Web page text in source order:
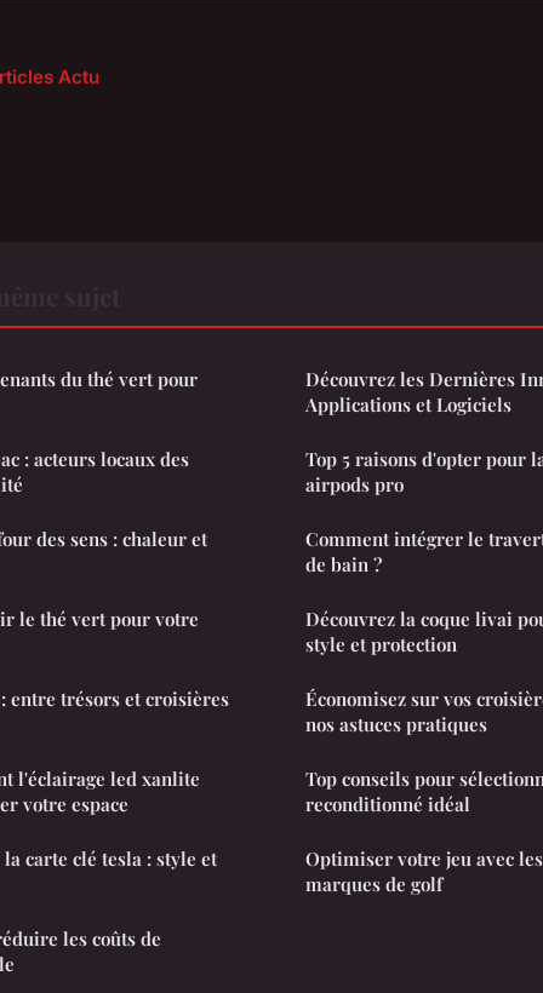
Actu
du thé vert pour
: acteurs locaux des
des sens : chaleur et
le thé vert pour votre
entre trésors et croisières
l'éclairage led xanlite
votre espace
carte clé tesla : style et
les coûts de
Découvrez les Dernières
Applications et Logiciels
Top 5 raisons d'opter pour
airpods pro
Comment intégrer le
de bain ?
Découvrez la coque livai
style et protection
Économisez sur vos
nos astuces pratiques
Top conseils pour
reconditionné idéal
Optimiser votre jeu avec
marques de golf